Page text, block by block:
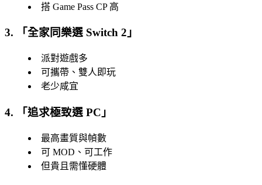
搭 Game Pass CP 高
3. 「全家同樂選 Switch 2 」
派對遊戲多
可攜帶、雙人即玩
老少咸宜
4. 「追求極致選 PC 」
最高畫質與幀數
可 MOD、可工作
但貴且需懂硬體